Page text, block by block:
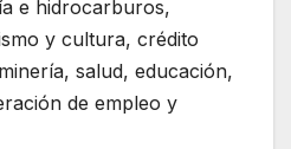
e hidrocarburos,
y cultura, crédito
salud, educación,
de empleo y